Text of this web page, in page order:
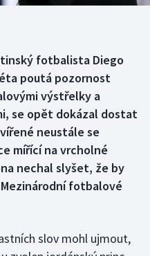
fotbalista Diego
poutá pozornost
výstřelky a
se opět dokázal dostat
neustále se
mířící na vrcholné
nechal slyšet, že by
fotbalové
slov mohl ujmout,